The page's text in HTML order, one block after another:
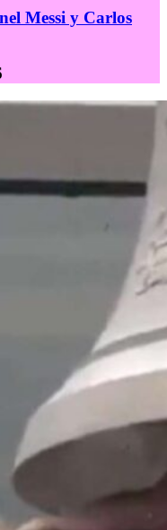
Messi y Carlos